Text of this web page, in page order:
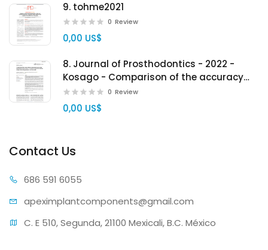
9. tohme2021
0 Review
0,00 US$
8. Journal of Prosthodontics - 2022 -
Kosago - Comparison of the accuracy
between conventional and various digital
implant
0 Review
0,00 US$
Contact Us
686 591 6055
apeximplantcomponents@gmail.com
C. E 510, Segunda, 21100 Mexicali, B.C. México